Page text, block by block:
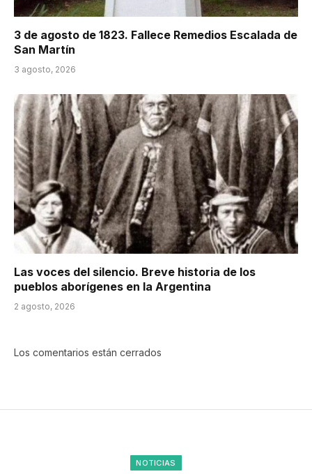
3 de agosto de 1823. Fallece Remedios Escalada de
San Martín
3 agosto, 2026
Las voces del silencio. Breve historia de los
pueblos aborígenes en la Argentina
2 agosto, 2026
Los comentarios están cerrados
NOTICIAS